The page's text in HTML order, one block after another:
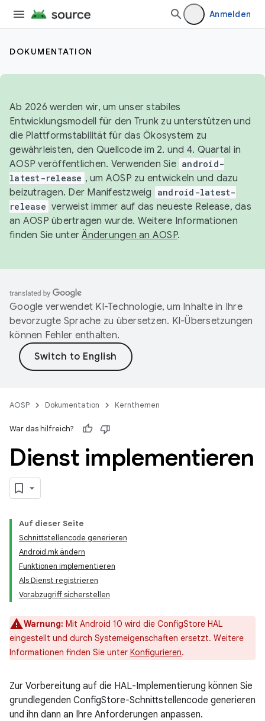
Anmelden
DOKUMENTATION
Ab 2026 werden wir, um unser stabiles
Entwicklungsmodell für den Trunk zu unterstützen und
die Plattformstabilität für das Ökosystem zu
gewährleisten, den Quellcode im 2. und 4. Quartal in
AOSP veröffentlichen. Verwenden Sie android-
latest-release , um AOSP zu entwickeln und dazu
beizutragen. Der Manifestzweig
android-latest-
release verweist immer auf das neueste Release, das
an AOSP übertragen wurde. Weitere Informationen
finden Sie unterÄnderungen an AOSP.
Google verwendet KI-Technologie, um Inhalte in Ihre
bevorzugte Sprache zu übersetzen. KI-Übersetzungen
können Fehler enthalten.
AOSP Dokumentation Kernthemen
War das hilfreich?
Dienst implementieren
Auf dieser Seite
Schnittstellencode generieren
Android.mk ändern
Funktionen implementieren
Als Dienst registrieren
Vorabzugriff sicherstellen
Warnung: Mit Android 10 wird die ConfigStore HAL
eingestellt und durch Systemeigenschaften ersetzt. Weitere
Informationen finden Sie unter Konfigurieren.
Zur Vorbereitung auf die HAL-Implementierung können Sie
grundlegenden ConfigStore-Schnittstellencode generieren
und ihn dann an Ihre Anforderungen anpassen.